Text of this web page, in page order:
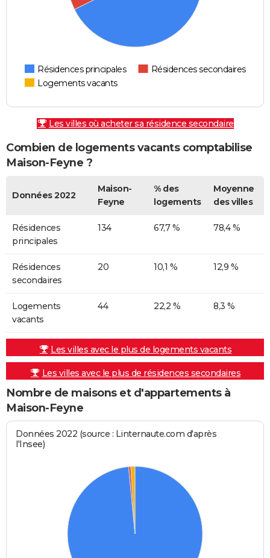
Résidences principales
Résidences secondaires
Logements vacants
Les villes où acheter sa résidence secondaire
Combien de logements vacants comptabilise
Maison-Feyne ?
Données 2022
Maison-
Feyne
% des
logements
Moyenne
des villes
Résidences
principales
134 67,7 % 78,4 %
Résidences
secondaires
20 10,1 % 12,9 %
Logements
vacants
44 22,2 % 8,3 %
Les villes avec le plus de logements vacants
Les villes avec le plus de résidences secondaires
Nombre de maisons et d'appartements à
Maison-Feyne
Données 2022 (source : Linternaute.com d'après
l'Insee)